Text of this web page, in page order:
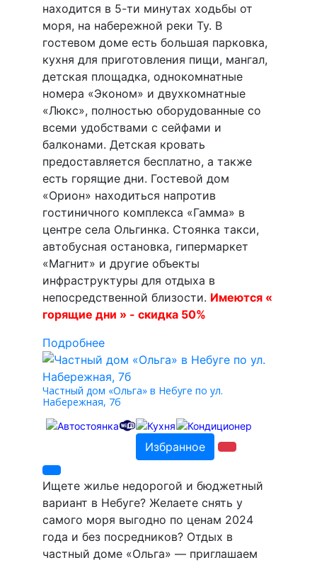
находится в 5-ти минутах ходьбы от
моря, на набережной реки Ту. В
гостевом доме есть большая парковка,
кухня для приготовления пищи, мангал,
детская площадка, однокомнатные
номера «Эконом» и двухкомнатные
«Люкс», полностью оборудованные со
всеми удобствами с сейфами и
балконами. Детская кровать
предоставляется бесплатно, а также
есть горящие дни. Гостевой дом
«Орион» находиться напротив
гостиничного комплекса «Гамма» в
центре села Ольгинка. Стоянка такси,
автобусная остановка, гипермаркет
«Магнит» и другие объекты
инфраструктуры для отдыха в
непосредственной близости. Имеются «
горящие дни » - скидка 50%
Подробнее
Частный дом «Ольга» в Небуге по ул.
Набережная, 7б
Избранное
Ищете жилье недорогой и бюджетный
вариант в Небуге? Желаете снять у
самого моря выгодно по ценам 2024
года и без посредников? Отдых в
частный доме «Ольга» — приглашаем